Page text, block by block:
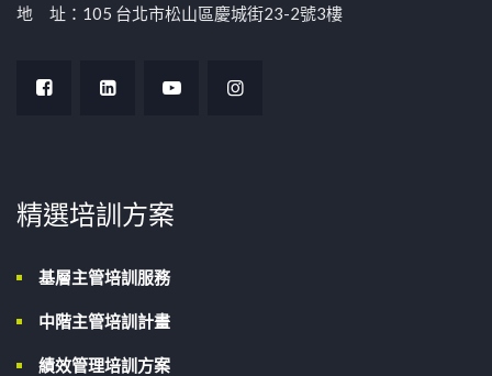
地 址：105 台北市松山區慶城街23-2號3樓
精選培訓方案
基層主管培訓服務
中階主管培訓計畫
績效管理培訓方案